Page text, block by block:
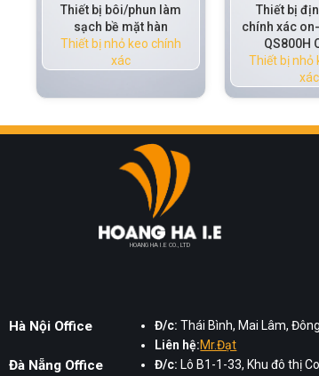
Thiết bị định lượng
chính xác on-line Quick
QS800H QM800
Thiết bị nhỏ keo chính
HOANG HA I.E CO., LTD
Hà Nội Office Đ/c: Thái Bình, Mai Lâm,
Liên hệ:Mr.Đạt
Đà Nẵng Office Đ/c: Lô B1-1-33, Khu đô thị